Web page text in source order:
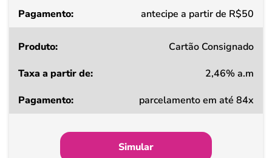
Pagamento
antecipe a partir de R$50
Cartão Consignado
2,46% a.m
parcelamento em até 84x
Simular